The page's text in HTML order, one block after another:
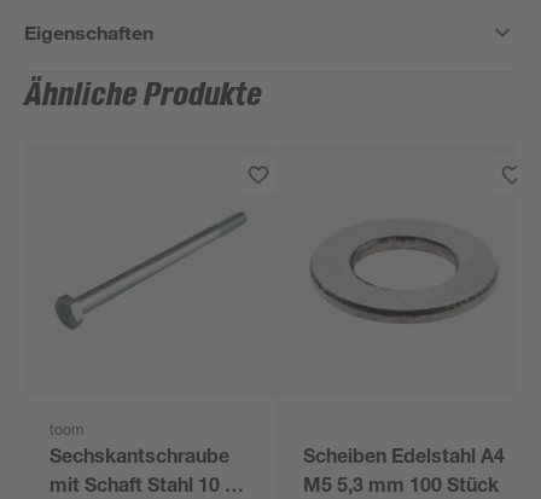
Eigenschaften
Ähnliche Produkte
toom
Sechskantschraube
mit Schaft Stahl 10 x
Scheiben Edelstahl A4
M5 5,3 mm 100 Stück